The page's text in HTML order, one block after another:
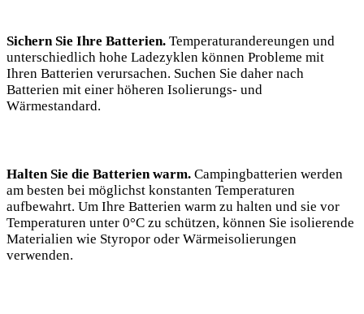
Sichern Sie Ihre Batterien. Temperaturandereungen und
unterschiedlich hohe Ladezyklen können‍ Probleme mit
Ihren⁣ Batterien verursachen. Suchen Sie daher nach
Batterien mit einer höheren Isolierungs- und
Wärmestandard.
Halten Sie die Batterien ⁢warm. Campingbatterien ‍werden
am besten bei möglichst konstanten Temperaturen‍
aufbewahrt. Um Ihre Batterien warm zu halten und sie vor
Temperaturen unter 0°C zu⁣ schützen, können Sie isolierende
Materialien ‍wie Styropor oder Wärmeisolierungen
verwenden.